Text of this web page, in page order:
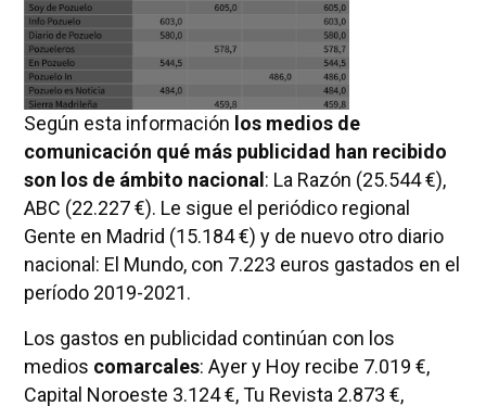
Según esta información los medios de
comunicación qué más publicidad han recibido
son los de ámbito nacional : La Razón (25.544 €),
ABC (22.227 €). Le sigue el periódico regional
Gente en Madrid (15.184 €) y de nuevo otro diario
nacional: El Mundo, con 7.223 euros gastados en el
período 2019-2021.
Los gastos en publicidad continúan con los
medios comarcales: Ayer y Hoy recibe 7.019 €,
Capital Noroeste 3.124 €, Tu Revista 2.873 €,